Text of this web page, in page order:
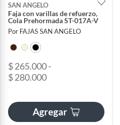
SAN ANGELO
Faja con varillas de refuerzo,
Cola Prehormada ST-017A-V
Por FAJAS SAN ANGELO
$ 265.000 -
$ 280.000
Agregar